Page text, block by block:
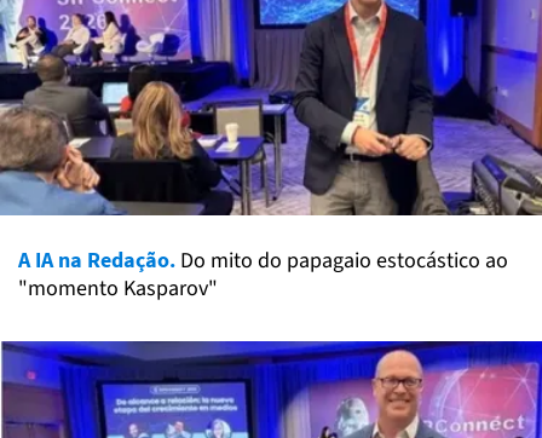
A IA na Redação. Do mito do papagaio estocástico ao
"momento Kasparov"